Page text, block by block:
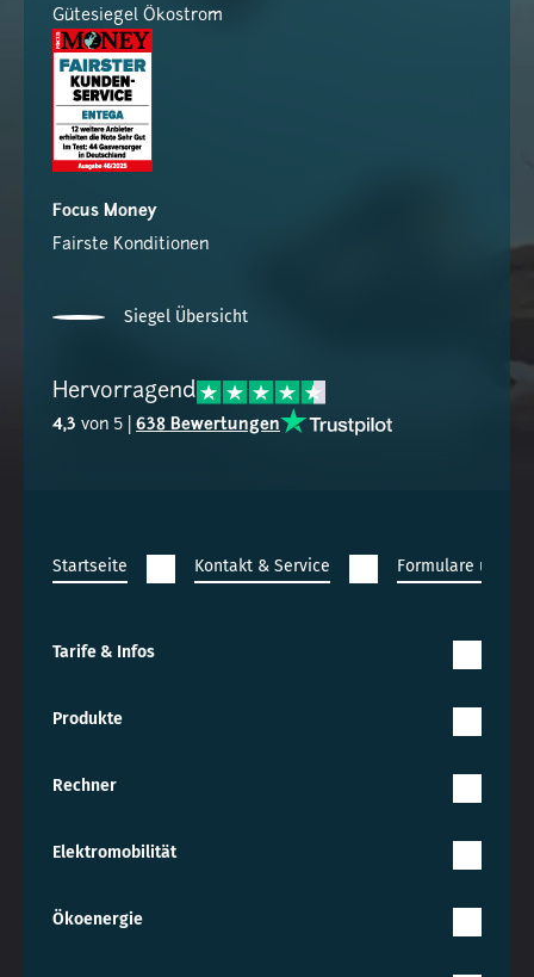
Gütesiegel Ökostrom
Focus Money
Fairste Konditionen
Siegel Übersicht
Hervorragend
4,3 von 5 | 638 Bewertungen
Startseite Kontakt & Service Formulare und
Tarife & Infos
Produkte
Rechner
Elektromobilität
Ökoenergie